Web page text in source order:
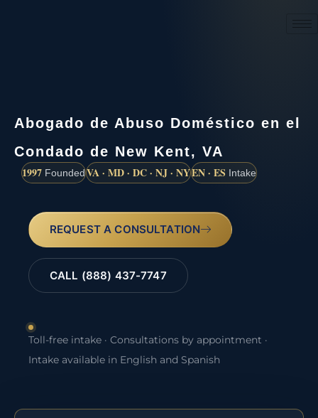
Abogado de Abuso Doméstico en el
Condado de New Kent, VA
1997 FoundedVA · MD · DC · NJ · NYEN · ES Intake
REQUEST A CONSULTATION
CALL (888) 437-7747
Toll-free intake · Consultations by appointment ·
Intake available in English and Spanish